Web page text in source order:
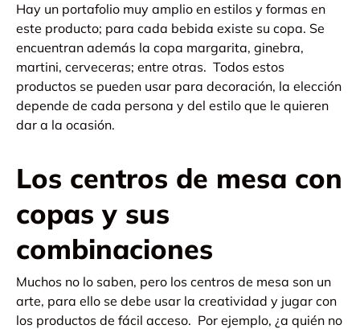
Hay un portafolio muy amplio en estilos y formas en
este producto; para cada bebida existe su copa. Se
encuentran además la copa margarita, ginebra,
martini, cerveceras; entre otras. Todos estos
productos se pueden usar para decoración, la elección
depende de cada persona y del estilo que le quieren
dar a la ocasión.
Los centros de mesa con
copas y sus
combinaciones
Muchos no lo saben, pero los centros de mesa son un
arte, para ello se debe usar la creatividad y jugar con
los productos de fácil acceso. Por ejemplo, ¿a quién no